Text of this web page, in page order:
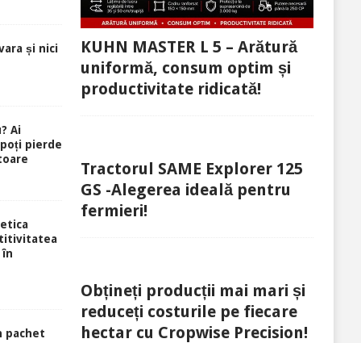
și nici
Ai
pierde
pachet
KUHN MASTER L 5 – Arătură
uniformă, consum optim și
productivitate ridicată!
Tractorul SAME Explorer 125
GS -Alegerea ideală pentru
fermieri!
Obțineți producții mai mari și
reduceți costurile pe fiecare
hectar cu Cropwise Precision!